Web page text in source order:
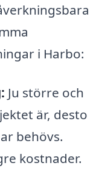
i Harbo:
Ju större och
är, desto
behövs.
kostnader.